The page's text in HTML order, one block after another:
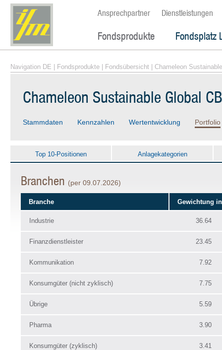
Ansprechpartner Dienstleistungen
Fondsprodukte Fondsplatz
Navigation DE Fondsprodukte Fondsübersicht | Chameleon
Chameleon Sustainable Global
Stammdaten Kennzahlen Wertentwicklung Portfolio
Top 10-Positionen Anlagekategorien
Branchen (per 09.07.2026)
Branche Gewichtung
Industrie 36.64
Finanzdienstleister 23.45
Kommunikation 7.92
Konsumgüter (nicht zyklisch) 7.75
Übrige 5.59
Pharma 3.90
Konsumgüter (zyklisch) 3.41